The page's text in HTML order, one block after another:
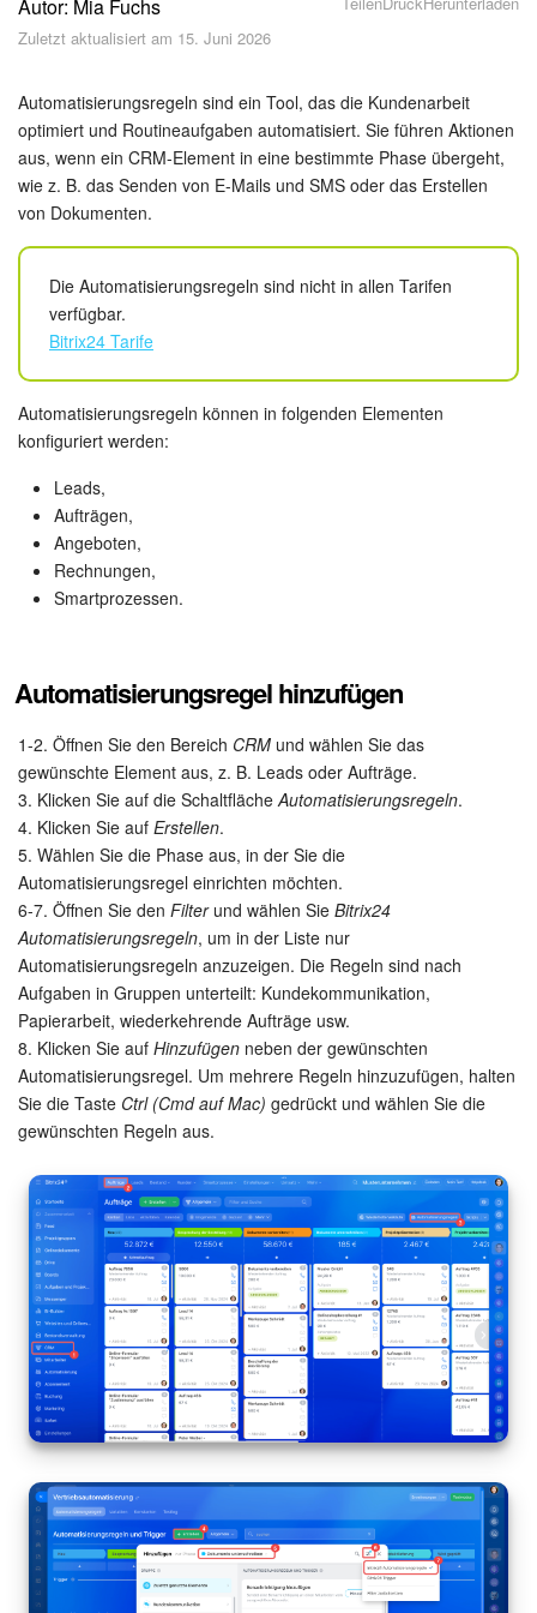
Sicherheit
Feed
Abonnement
Aufgaben und Projekte
KI-Projekte
Collabs
Projektgruppen
Kalender
Drive
Buchung
KI in Bitrix24
Elektronische Unterschrift für HR
Elektronische Unterschrift
Bestandsverwaltung
Contact Center
Mitarbeiter-Widget
Marketing
Vertriebsstelle
CRM-Analytik
BI-Builder
Automatisierung
Workflows
Mitarbeiter
Onlineshop
Autor: Mia Fuchs
Zuletzt aktualisiert am 15. Juni 2026
Automatisierungsregeln sind ein Tool, das die Kundenarbeit
optimiert und Routineaufgaben automatisiert. Sie führen Aktionen
aus, wenn ein CRM-Element in eine bestimmte Phase übergeht,
wie z. B. das Senden von E-Mails und SMS oder das Erstellen
von Dokumenten.
Die Automatisierungsregeln sind nicht in allen Tarifen
verfügbar.
Bitrix24 Tarife
Automatisierungsregeln können in folgenden Elementen
konfiguriert werden:
Leads,
Aufträgen,
Angeboten,
Rechnungen,
Smartprozessen.
Automatisierungsregel hinzufügen
1-2. Öffnen Sie den Bereich CRM und wählen Sie das
gewünschte Element aus, z. B. Leads oder Aufträge.
3. Klicken Sie auf die SchaltflächeAutomatisierungsregeln.
4. Klicken Sie auf Erstellen.
5. Wählen Sie die Phase aus, in der Sie die
Automatisierungsregel einrichten möchten.
6-7. Öffnen Sie den Filterund wählen Sie Bitrix24
Automatisierungsregeln, um in der Liste nur
Automatisierungsregeln anzuzeigen. Die Regeln sind nach
Aufgaben in Gruppen unterteilt: Kundekommunikation,
Papierarbeit, wiederkehrende Aufträge usw.
8. Klicken Sie auf Hinzufügen neben der gewünschten
Automatisierungsregel. Um mehrere Regeln hinzuzufügen, halten
Sie die Taste Ctrl (Cmd auf Mac) gedrückt und wählen Sie die
gewünschten Regeln aus.